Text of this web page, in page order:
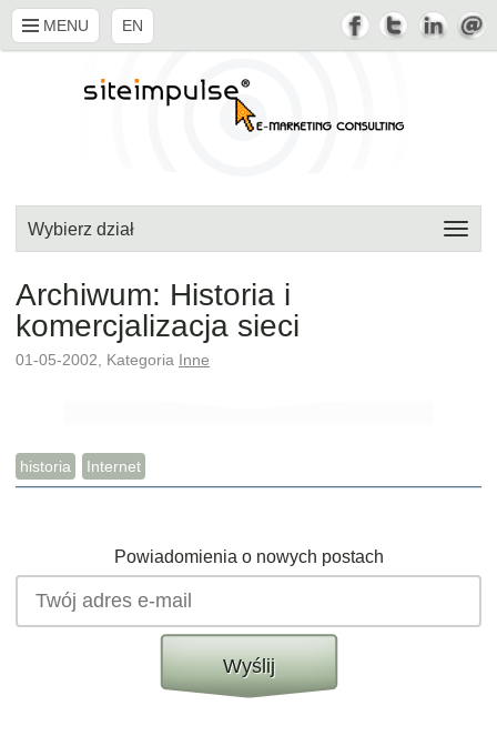
EN
MENU
Wybierz dział
Archiwum: Historia i
komercjalizacja sieci
01-05-2002, Kategoria Inne
historia Internet
Powiadomienia o nowych postach
Wyślij